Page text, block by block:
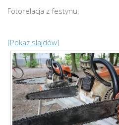
Fotorelacja z festynu:
[Pokaz slajdów]